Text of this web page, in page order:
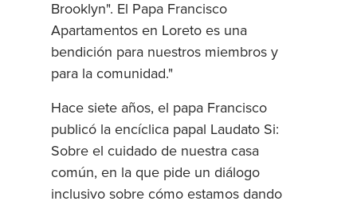
Brooklyn". El Papa Francisco
Apartamentos en Loreto es una
bendición para nuestros miembros y
para la comunidad."
Hace siete años, el papa Francisco
publicó la encíclica papal Laudato Si:
Sobre el cuidado de nuestra casa
común, en la que pide un diálogo
inclusivo sobre cómo estamos dando